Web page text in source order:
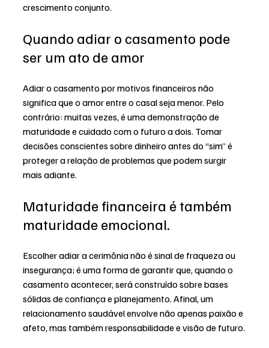
crescimento conjunto.
Quando adiar o casamento pode
ser um ato de amor
Adiar o casamento por motivos financeiros não
significa que o amor entre o casal seja menor. Pelo
contrário: muitas vezes, é uma demonstração de
maturidade e cuidado com o futuro a dois. Tomar
decisões conscientes sobre dinheiro antes do “sim” é
proteger a relação de problemas que podem surgir
mais adiante.
Maturidade financeira é também
maturidade emocional.
Escolher adiar a cerimônia não é sinal de fraqueza ou
insegurança; é uma forma de garantir que, quando o
casamento acontecer, será construído sobre bases
sólidas de confiança e planejamento. Afinal, um
relacionamento saudável envolve não apenas paixão e
afeto, mas também responsabilidade e visão de futuro.